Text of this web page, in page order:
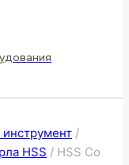
/
HSS / HSS Co